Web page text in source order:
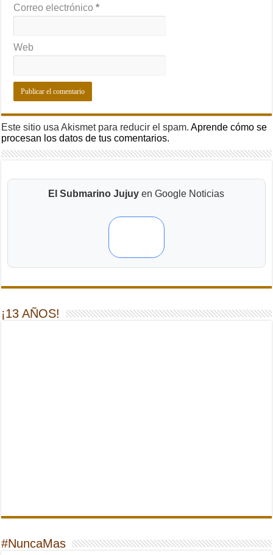
Correo electrónico*
Web
Este sitio usa Akismet para reducir el spam.Aprende cómo se
procesan los datos de tus comentarios.
El Submarino Jujuy en Google Noticias
¡13 AÑOS!
#NuncaMas